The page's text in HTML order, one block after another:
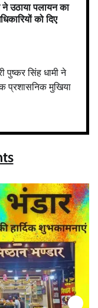
उठाया पलायन का
को दिए
पुष्कर सिंह धामी ने
प्रशासनिक मुखिया